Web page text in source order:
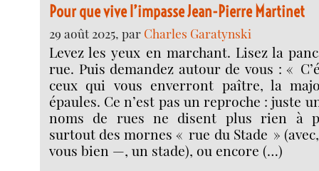
Pour que vive l’impasse Jean-Pierre Martinet
29 août 2025, par Charles Garatynski
Levez les yeux en marchant. Lisez la
rue. Puis demandez autour de vous : «
ceux qui vous enverront paître, la
épaules. Ce n’est pas un reproche : juste
noms de rues ne disent plus rien à
surtout des mornes « rue du Stade »
vous bien —, un stade), ou encore (…)